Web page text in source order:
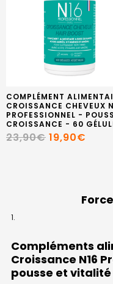
COMPLÉMENT
CROISSANCE CHEVEUX
PROFESSIONNEL -
CROISSANCE - 60
23,90€ 19,90€
Compléments
Croissance N16
pousse et